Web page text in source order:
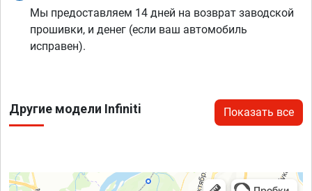
Мы предоставляем 14 дней на возврат заводской
прошивки, и денег (если ваш автомобиль
исправен).
Другие модели Infiniti Показать все